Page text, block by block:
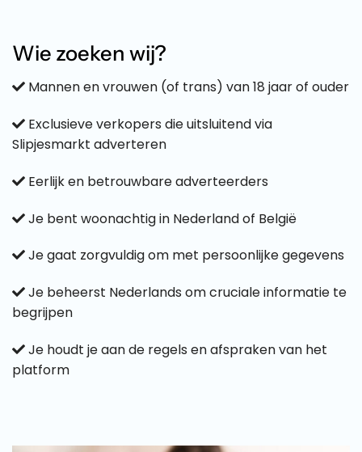
Wie zoeken wij?
Mannen en vrouwen (of trans) van 18 jaar of ouder
Exclusieve verkopers die uitsluitend via
Slipjesmarkt adverteren
Eerlijk en betrouwbare adverteerders
Je bent woonachtig in Nederland of België
Je gaat zorgvuldig om met persoonlijke gegevens
Je beheerst Nederlands om cruciale informatie te
begrijpen
Je houdt je aan de regels en afspraken van het
platform